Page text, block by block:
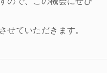
せていただきます。